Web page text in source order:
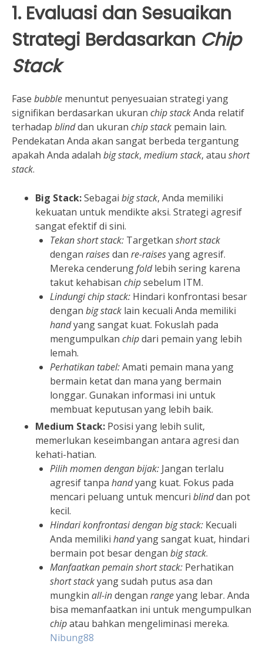
1. Evaluasi dan Sesuaikan
Strategi Berdasarkan Chip
Stack
Fase bubble menuntut penyesuaian strategi yang
signifikan berdasarkan ukuran chip stackAnda relatif
terhadap blinddan ukuran chip stack pemain lain.
Pendekatan Anda akan sangat berbeda tergantung
apakah Anda adalah big stack, medium stack, atau short
stack.
Big Stack:Sebagai big stack, Anda memiliki
kekuatan untuk mendikte aksi. Strategi agresif
sangat efektif di sini.
Tekanshort stack: Targetkan short stack
dengan raisesdan re-raisesyang agresif.
Mereka cenderungfoldlebih sering karena
takut kehabisan chipsebelum ITM.
Lindungichip stack: Hindari konfrontasi besar
dengan big stack lain kecuali Anda memiliki
handyang sangat kuat. Fokuslah pada
mengumpulkan chipdari pemain yang lebih
lemah.
Perhatikan tabel:Amati pemain mana yang
bermain ketat dan mana yang bermain
longgar. Gunakan informasi ini untuk
membuat keputusan yang lebih baik.
Medium Stack: Posisi yang lebih sulit,
memerlukan keseimbangan antara agresi dan
kehati-hatian.
Pilih momen dengan bijak: Jangan terlalu
agresif tanpa handyang kuat. Fokus pada
mencari peluang untuk mencuri blinddan pot
kecil.
Hindari konfrontasi denganbig stack: Kecuali
Anda memiliki handyang sangat kuat, hindari
bermain pot besar dengan big stack.
Manfaatkan pemainshort stack: Perhatikan
short stackyang sudah putus asa dan
mungkin all-indengan rangeyang lebar. Anda
bisa memanfaatkan ini untuk mengumpulkan
chipatau bahkan mengeliminasi mereka.
Nibung88